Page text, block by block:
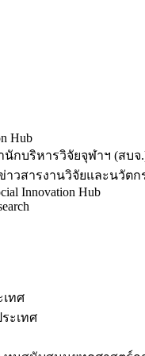
Hub
นักบริหารวิจัยจุฬาฯ (สบจ
าวสารงานวิจัยและนวัตก
Innovation Hub
ทศ
ะเทศ